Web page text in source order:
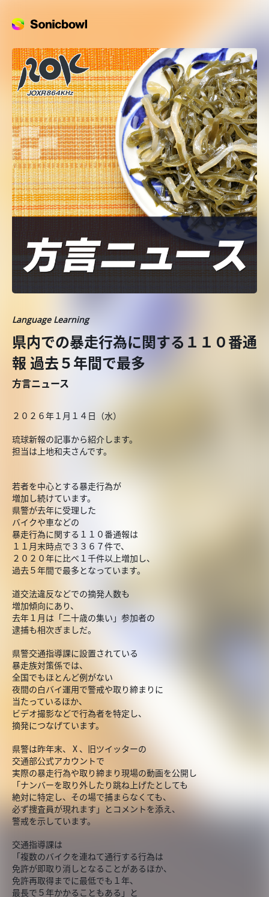
Language Learning
県内での暴走行為に関する１１０番通
報 過去５年間で最多
方言ニュース
２０２６年１月１４日（水）
琉球新報の記事から紹介します。
担当は上地和夫さんです。
若者を中心とする暴走行為が
増加し続けています。
県警が去年に受理した
バイクや車などの
暴走行為に関する１１０番通報は
１１月末時点で３３６７件で、
２０２０年に比べ１千件以上増加し、
過去５年間で最多となっています。
道交法違反などでの摘発人数も
増加傾向にあり、
去年１月は「二十歳の集い」参加者の
逮捕も相次ぎましだ。
県警交通指導課に設置されている
暴走族対策係では、
全国でもほとんど例がない
夜間の白バイ運用で警戒や取り締まりに
当たっているほか、
ビデオ撮影などで行為者を特定し、
摘発につなげています。
県警は昨年末、Ⅹ、旧ツイッターの
交通部公式アカウントで
実際の暴走行為や取り締まり現場の動画を公開し
「ナンバーを取り外したり跳ね上げたとしても
絶対に特定し、その場で捕まらなくても、
必ず捜査員が現れます」とコメントを添え、
警戒を示しています。
交通指導課は
「複数のバイクを連ねて通行する行為は
免許が即取り消しとなることがあるほか、
免許再取得までに最低でも１年、
最長で５年かかることもある」と